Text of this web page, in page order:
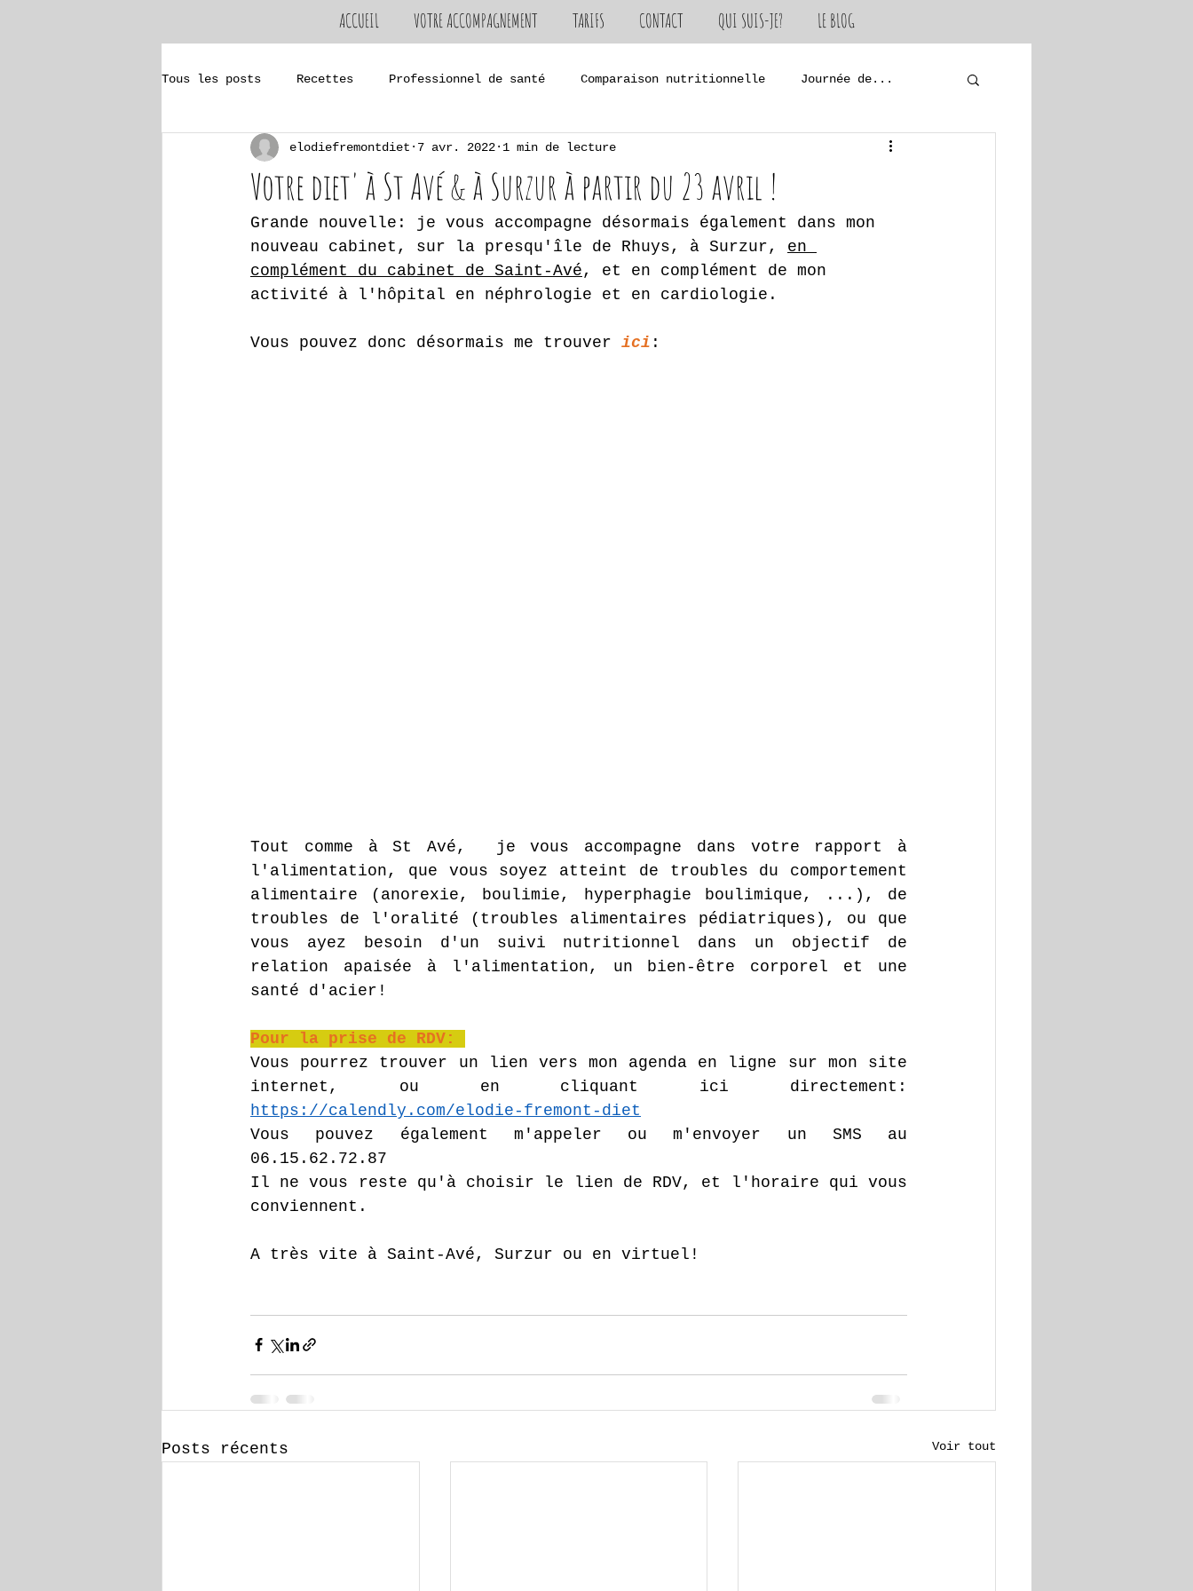
ACCUEIL VOTRE ACCOMPAGNEMENT TARIFS CONTACT QUI SUIS-JE? LE BLOG
Tous les posts Recettes Professionnel de santé Comparaison nutritionnelle Journée de...
Pathologies Impédancemétrie
Votre diet' à St Avé & à Surzur à partir du 23 avril !
elodiefremontdiet 7 avr. 2022 1 min de lecture
Grande nouvelle: je vous accompagne désormais également dans mon
nouveau cabinet, sur la presqu'île de Rhuys, à Surzur, en
complément du cabinet de Saint-Avé, et en complément de mon
activité à l'hôpital en néphrologie et en cardiologie.
Vous pouvez donc désormais me trouver ici :
Tout comme à St Avé,  je vous accompagne dans votre rapport à
l'alimentation, que vous soyez atteint de troubles du comportement
alimentaire (anorexie, boulimie, hyperphagie boulimique, ...), de
troubles de l'oralité (troubles alimentaires pédiatriques), ou que
vous ayez besoin d'un suivi nutritionnel dans un objectif de
relation apaisée à l'alimentation, un bien-être corporel et une
santé d'acier!
Pour la prise de RDV:
Vous pourrez trouver un lien vers mon agenda en ligne sur mon site
https://calendly.com/elodie-fremont-diet
Vous pouvez également m'appeler ou m'envoyer un SMS au
06.15.62.72.87
Il ne vous reste qu'à choisir le lien de RDV, et l'horaire qui vous
conviennent.
A très vite à Saint-Avé, Surzur ou en virtuel!
Posts récents Voir tout